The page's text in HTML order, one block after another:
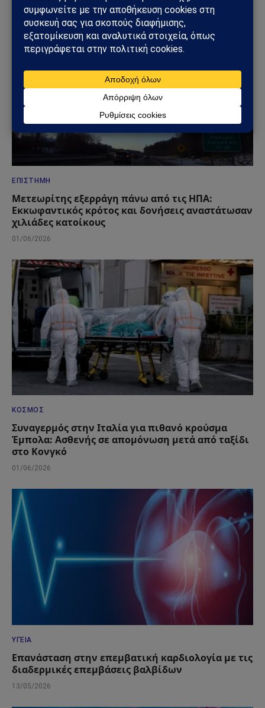
06/06/2026
ΕΠΙΣΤΉΜΗ
Μετεωρίτης εξερράγη πάνω από τις ΗΠΑ:
Εκκωφαντικός κρότος και δονήσεις αναστάτωσαν
χιλιάδες κατοίκους
01/06/2026
ΚΌΣΜΟΣ
Συναγερμός στην Ιταλία για πιθανό κρούσμα
Έμπολα: Ασθενής σε απομόνωση μετά από ταξίδι
στο Κονγκό
01/06/2026
ΥΓΕΊΑ
Επανάσταση στην επεμβατική καρδιολογία με τις
διαδερμικές επεμβάσεις βαλβίδων
13/05/2026